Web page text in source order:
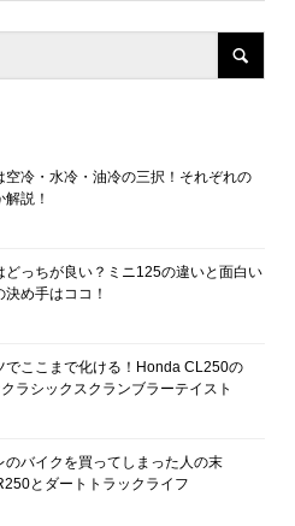
空冷・水冷・油冷の三択！それぞれの
説！
どっちが良い？ミニ125の違いと面白い
め手はココ！
でここまで化ける！Honda CL250の
ラシックスクランブラーテイスト
のバイクを買ってしまった人の末
とダートトラックライフ